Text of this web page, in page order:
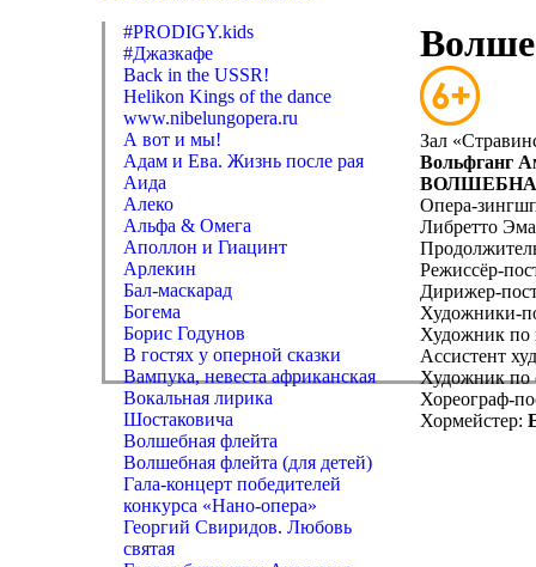
#PRODIGY.kids
#Джазкафе
Back in the USSR!
Helikon Kings of the dance
www.nibelungopera.ru
А вот и мы!
Адам и Ева. Жизнь после рая
Аида
Алеко
Альфа & Омега
Аполлон и Гиацинт
Арлекин
Бал-маскарад
Богема
Борис Годунов
В гостях у оперной сказки
Вампука, невеста африканская
Вокальная лирика
Шостаковича
Волшебная флейта
Волшебная флейта (для детей)
Гала-концерт победителей
конкурса «Нано-опера»
Георгий Свиридов. Любовь
святая
Зал
Вольфганг
Опера-
Либретто
Режиссёр-
Дирижер-
Художники-
Художник
Ассистент
Художник по
Хореограф-
Хормейстер: